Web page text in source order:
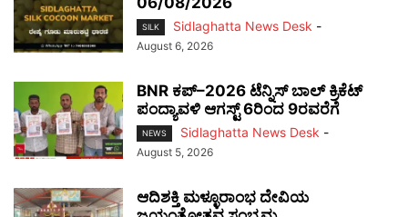
SILK Sidlaghatta News Desk -
August 6, 2026
BNR ಕಪ್–2026 ಟೆನ್ನಿಸ್ ಬಾಲ್ ಕ್ರಿಕೆಟ್
ಪಂದ್ಯಾವಳಿ ಆಗಸ್ಟ್ 6ರಿಂದ 9ರವರೆಗೆ
NEWS Sidlaghatta News Desk -
August 5, 2026
ಆದಿಶಕ್ತಿ ಮಳ್ಳೂರಾಂಭ ದೇವಿಯ